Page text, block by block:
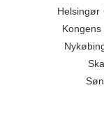
Helsingør
Kongens